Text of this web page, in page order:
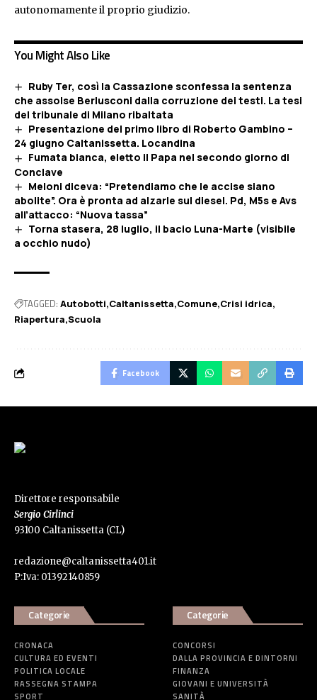
autonomamente il proprio giudizio.
You Might Also Like
Ruby Ter, così la Cassazione sconfessa la sentenza
che assolse Berlusconi dalla corruzione dei testi. La tesi
del tribunale di Milano ribaltata
Presentazione del primo libro di Roberto Gambino –
24 giugno Caltanissetta. Locandina
Fumata bianca, eletto il Papa nel secondo giorno di
Conclave
Meloni diceva: “Pretendiamo che le accise siano
abolite”. Ora è pronta ad alzarle sul diesel. Pd, M5s e Avs
all’attacco: “Nuova tassa”
Torna stasera, 28 luglio, il bacio Luna-Marte (visibile
a occhio nudo)
TAGGED: Autobotti Caltanissetta Comune Crisi idrica
Riapertura Scuola
Facebook
Direttore responsabile
Sergio Cirlinci
93100 Caltanissetta (CL)
redazione@caltanissetta401.it
P:Iva: 01392140859
Categorie
CRONACA
CULTURA ED EVENTI
POLITICA LOCALE
RASSEGNA STAMPA
SPORT
Categorie
CONCORSI
DALLA PROVINCIA E DINTORNI
FINANZA
GIOVANI E UNIVERSITÀ
SANITÀ